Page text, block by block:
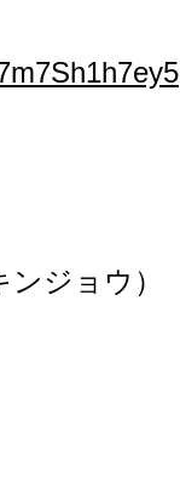
ジョウ）